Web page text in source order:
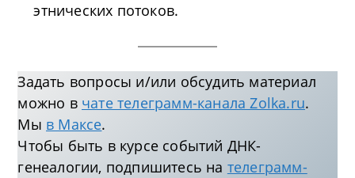
этнических потоков.
Задать вопросы и/или обсудить материал
можно в чате телеграмм-канала Zolka.ru.
Мы в Максе.
Чтобы быть в курсе событий ДНК-
генеалогии, подпишитесь на телеграмм-